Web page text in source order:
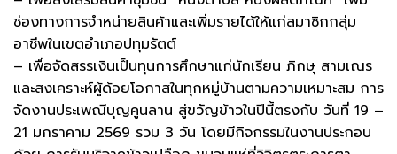
ช่องทางการจำหน่ายสินค้าและเพิ่มรายได้ให้แก่สมาชิกกลุ่ม
อาชีพในเขตอำเภอปทุมรัตต์
– เพื่อจัดสรรเงินเป็นทุนการศึกษาแก่นักเรียน ภิกษุ สามเณร
และสงเคราะห์ผู้ด้อยโอกาสในทุกหมู่บ้านตามความเหมาะสม การ
จัดงานประเพณีบุญคูนลาน สู่ขวัญข้าวในปีนี้ตรงกับ วันที่ 19 –
21 มกราคาม 2569 รวม 3 วัน โดยมีกิจกรรมในงานประกอบ